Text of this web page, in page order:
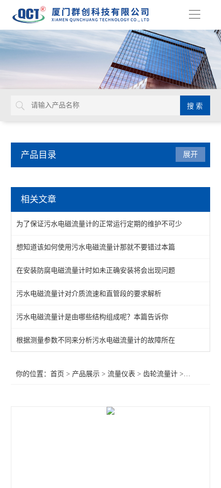
导
产品目录
KF系列转轮流量计
LZT系列浮子流量计
电磁流量计
涡街流量计
流量积算仪
齿轮流量计
气体流量计
展开
相关文章
为了保证污水电磁流量计的正常运行定期的维护不可少
想知道该如何使用污水电磁流量计那就不要错过本篇
在安装防腐电磁流量计时如未正确安装将会出现问题
污水电磁流量计对介质流速和直管段的要求解析
污水电磁流量计是由哪些结构组成呢？本篇告诉你
根据测量参数不同来分析污水电磁流量计的故障所在
你的位置：首页 > 产品展示 >流量仪表 >齿轮流量计 >供应LC系列椭圆齿轮流量计